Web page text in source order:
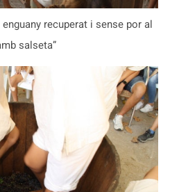
recuperat i sense por al
salseta”